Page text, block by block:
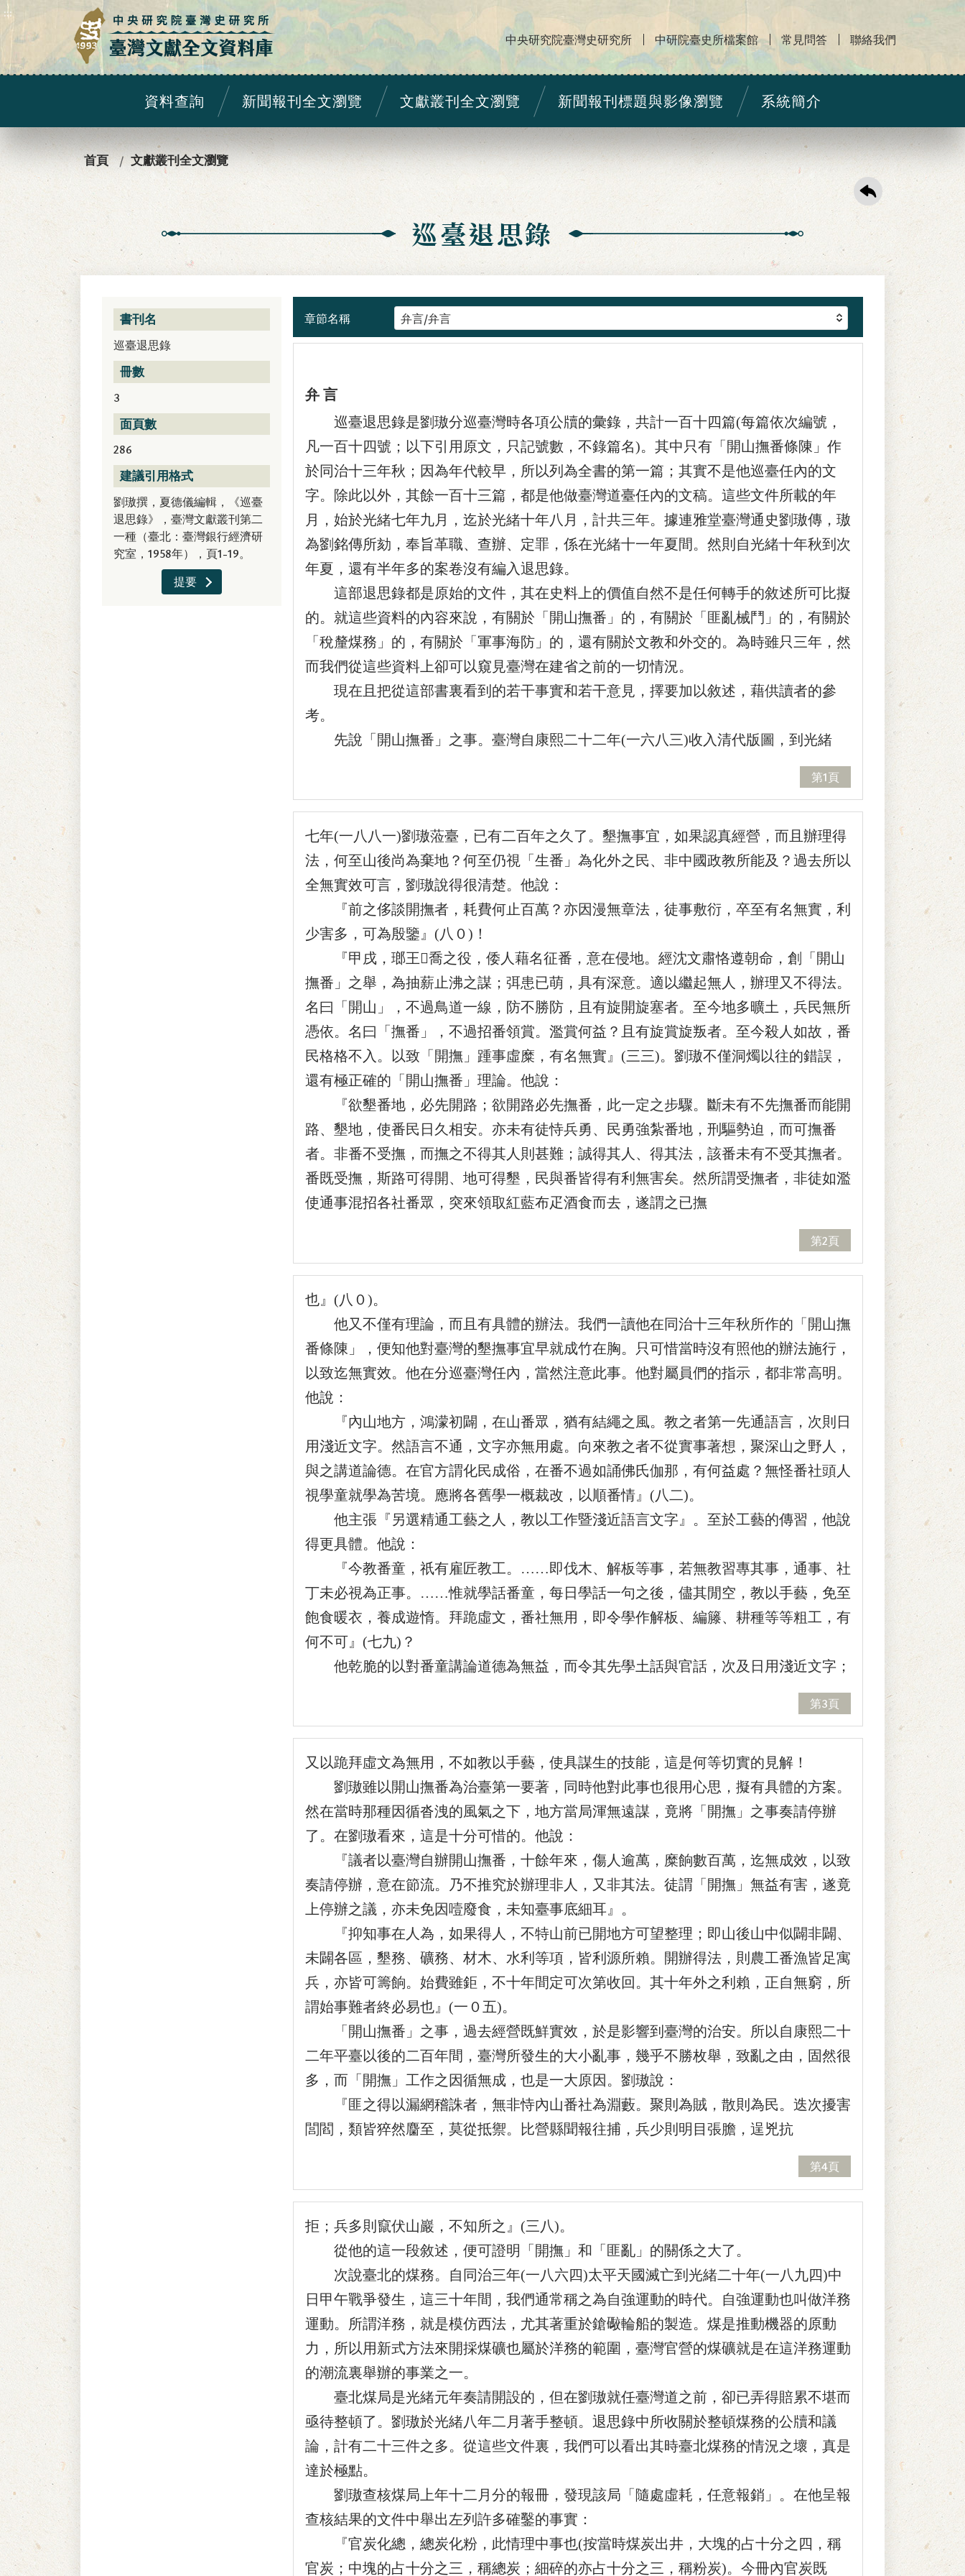
:::
中央研究院臺灣史研究所
中研院臺史所檔案館 常見問答 聯絡我們
資料查詢 新聞報刊全文瀏覽 文獻叢刊全文瀏覽 新聞報刊標題與影像瀏覽 系統簡介
首頁 文獻叢刊全文瀏覽
巡臺退思錄
書刊名
巡臺退思錄
冊數
3
面頁數
286
建議引用格式
劉璈撰，夏德儀編輯，《巡臺
退思錄》，臺灣文獻叢刊第二
一種（臺北：臺灣銀行經濟研
究室，1958年），頁1-19。
提要
章節名稱
弁 言
巡臺退思錄是劉璈分巡臺灣時各項公牘的彙錄，共計一百十四篇(每篇依次編號，
凡一百十四號；以下引用原文，只記號數，不錄篇名)。其中只有「開山撫番條陳」作
於同治十三年秋；因為年代較早，所以列為全書的第一篇；其實不是他巡臺任內的文
字。除此以外，其餘一百十三篇，都是他做臺灣道臺任內的文稿。這些文件所載的年
月，始於光緒七年九月，迄於光緒十年八月，計共三年。據連雅堂臺灣通史劉璈傳，璈
為劉銘傳所劾，奉旨革職、查辦、定罪，係在光緒十一年夏間。然則自光緒十年秋到次
年夏，還有半年多的案卷沒有編入退思錄。
這部退思錄都是原始的文件，其在史料上的價值自然不是任何轉手的敘述所可比擬
的。就這些資料的內容來說，有關於「開山撫番」的，有關於「匪亂械鬥」的，有關於
「稅釐煤務」的，有關於「軍事海防」的，還有關於文教和外交的。為時雖只三年，然
而我們從這些資料上卻可以窺見臺灣在建省之前的一切情況。
現在且把從這部書裏看到的若干事實和若干意見，擇要加以敘述，藉供讀者的參
考。
先說「開山撫番」之事。臺灣自康熙二十二年(一六八三)收入清代版圖，到光緒
第1頁
七年(一八八一)劉璈蒞臺，已有二百年之久了。墾撫事宜，如果認真經營，而且辦理得
法，何至山後尚為棄地？何至仍視「生番」為化外之民、非中國政教所能及？過去所以
全無實效可言，劉璈說得很清楚。他說：
『前之侈談開撫者，耗費何止百萬？亦因漫無章法，徒事敷衍，卒至有名無實，利
少害多，可為殷鑒』(八０)！
『甲戌，瑯王喬之役，倭人藉名征番，意在侵地。經沈文肅恪遵朝命，創「開山
撫番」之舉，為抽薪止沸之謀；弭患已萌，具有深意。適以繼起無人，辦理又不得法。
名曰「開山」，不過鳥道一線，防不勝防，且有旋開旋塞者。至今地多曠土，兵民無所
憑依。名曰「撫番」，不過招番領賞。濫賞何益？且有旋賞旋叛者。至今殺人如故，番
民格格不入。以致「開撫」踵事虛糜，有名無實』(三三)。劉璈不僅洞燭以往的錯誤，
還有極正確的「開山撫番」理論。他說：
『欲墾番地，必先開路；欲開路必先撫番，此一定之步驟。斷未有不先撫番而能開
路、墾地，使番民日久相安。亦未有徒恃兵勇、民勇強紮番地，刑驅勢迫，而可撫番
者。非番不受撫，而撫之不得其人則甚難；誠得其人、得其法，該番未有不受其撫者。
番既受撫，斯路可得開、地可得墾，民與番皆得有利無害矣。然所謂受撫者，非徒如濫
使通事混招各社番眾，突來領取紅藍布疋酒食而去，遂謂之已撫
第2頁
也』(八０)。
他又不僅有理論，而且有具體的辦法。我們一讀他在同治十三年秋所作的「開山撫
番條陳」，便知他對臺灣的墾撫事宜早就成竹在胸。只可惜當時沒有照他的辦法施行，
以致迄無實效。他在分巡臺灣任內，當然注意此事。他對屬員們的指示，都非常高明。
他說：
『內山地方，鴻濛初闢，在山番眾，猶有結繩之風。教之者第一先通語言，次則日
用淺近文字。然語言不通，文字亦無用處。向來教之者不從實事著想，聚深山之野人，
與之講道論德。在官方謂化民成俗，在番不過如誦佛氏伽那，有何益處？無怪番社頭人
視學童就學為苦境。應將各舊學一概裁改，以順番情』(八二)。
他主張『另選精通工藝之人，教以工作暨淺近語言文字』。至於工藝的傳習，他說
得更具體。他說：
『今教番童，祇有雇匠教工。……即伐木、解板等事，若無教習專其事，通事、社
丁未必視為正事。……惟就學話番童，每日學話一句之後，儘其閒空，教以手藝，免至
飽食暖衣，養成遊惰。拜跪虛文，番社無用，即令學作解板、編籐、耕種等等粗工，有
何不可』(七九)？
他乾脆的以對番童講論道德為無益，而令其先學土話與官話，次及日用淺近文字；
第3頁
又以跪拜虛文為無用，不如教以手藝，使具謀生的技能，這是何等切實的見解！
劉璈雖以開山撫番為治臺第一要著，同時他對此事也很用心思，擬有具體的方案。
然在當時那種因循沓洩的風氣之下，地方當局渾無遠謀，竟將「開撫」之事奏請停辦
了。在劉璈看來，這是十分可惜的。他說：
『議者以臺灣自辦開山撫番，十餘年來，傷人逾萬，糜餉數百萬，迄無成效，以致
奏請停辦，意在節流。乃不推究於辦理非人，又非其法。徒謂「開撫」無益有害，遂竟
上停辦之議，亦未免因噎廢食，未知臺事底細耳』。
『抑知事在人為，如果得人，不特山前已開地方可望整理；即山後山中似闢非闢、
未闢各區，墾務、礦務、材木、水利等項，皆利源所賴。開辦得法，則農工番漁皆足寓
兵，亦皆可籌餉。始費雖鉅，不十年間定可次第收回。其十年外之利賴，正自無窮，所
謂始事難者終必易也』(一０五)。
「開山撫番」之事，過去經營既鮮實效，於是影響到臺灣的治安。所以自康熙二十
二年平臺以後的二百年間，臺灣所發生的大小亂事，幾乎不勝枚舉，致亂之由，固然很
多，而「開撫」工作之因循無成，也是一大原因。劉璈說：
『匪之得以漏網稽誅者，無非恃內山番社為淵藪。聚則為賊，散則為民。迭次擾害
閭閻，類皆猝然麕至，莫從抵禦。比營縣聞報往捕，兵少則明目張膽，逞兇抗
第4頁
拒；兵多則竄伏山巖，不知所之』(三八)。
從他的這一段敘述，便可證明「開撫」和「匪亂」的關係之大了。
次說臺北的煤務。自同治三年(一八六四)太平天國滅亡到光緒二十年(一八九四)中
日甲午戰爭發生，這三十年間，我們通常稱之為自強運動的時代。自強運動也叫做洋務
運動。所謂洋務，就是模仿西法，尤其著重於鎗礮輪船的製造。煤是推動機器的原動
力，所以用新式方法來開採煤礦也屬於洋務的範圍，臺灣官營的煤礦就是在這洋務運動
的潮流裏舉辦的事業之一。
臺北煤局是光緒元年奏請開設的，但在劉璈就任臺灣道之前，卻已弄得賠累不堪而
亟待整頓了。劉璈於光緒八年二月著手整頓。退思錄中所收關於整頓煤務的公牘和議
論，計有二十三件之多。從這些文件裏，我們可以看出其時臺北煤務的情況之壞，真是
達於極點。
劉璈查核煤局上年十二月分的報冊，發現該局「隨處虛耗，任意報銷」。在他呈報
查核結果的文件中舉出左列許多確鑿的事實：
『官炭化總，總炭化粉，此情理中事也(按當時煤炭出井，大塊的占十分之四，稱
官炭；中塊的占十分之三，稱總炭；細碎的亦占十分之三，稱粉炭)。今冊內官炭既